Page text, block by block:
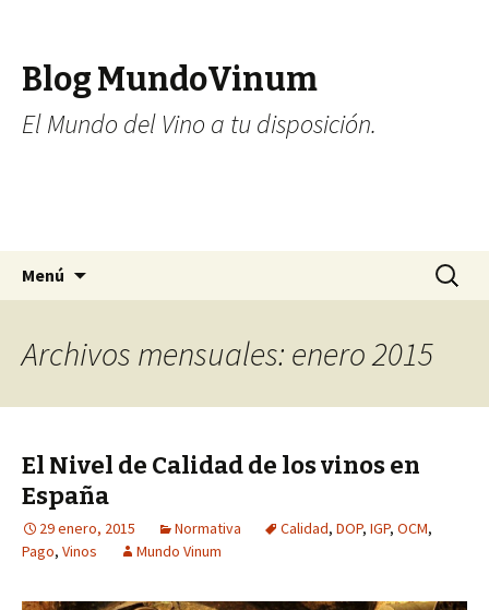
Blog MundoVinum
El Mundo del Vino a tu disposición.
Menú Buscar:
Archivos mensuales: enero 2015
El Nivel de Calidad de los vinos en
España
29 enero, 2015 Normativa Calidad, DOP, IGP, OCM,
Pago, Vinos Mundo Vinum